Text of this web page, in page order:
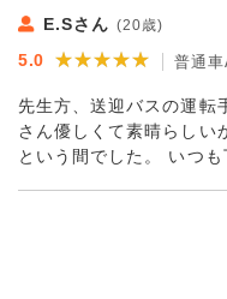
オススメしますm(*_ _)m
E.Sさん (20歳)
5.0 ★★★★★
★★★★★ 普通車
先生方、送迎バスの運転
さん優しくて素晴らしい
という間でした。 いつ